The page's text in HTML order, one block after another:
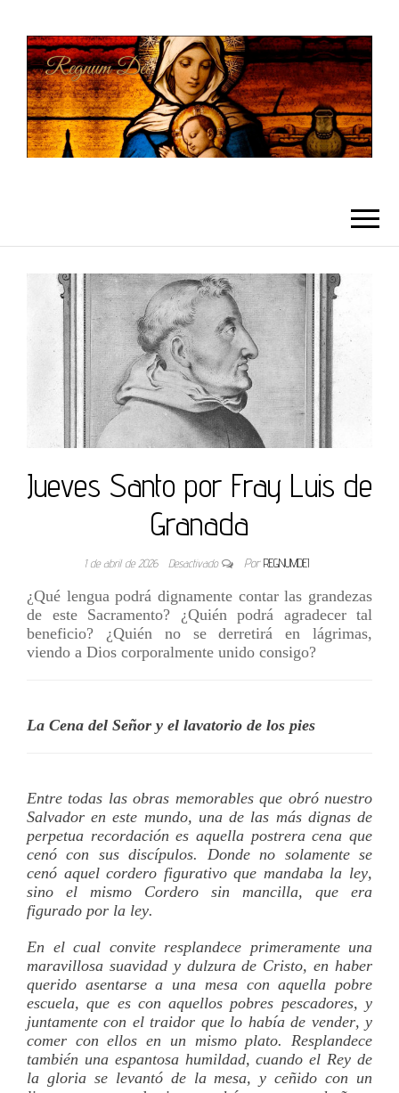
Jueves Santo por Fray Luis de
Granada
1 de abril de 2026 Desactivado Por REGNUMDEI
¿Qué lengua podrá dignamente contar las grandezas
de este Sacramento? ¿Quién podrá agradecer tal
beneficio? ¿Quién no se derretirá en lágrimas,
viendo a Dios corporalmente unido consigo?
La Cena del Señor y el lavatorio de los pies
Entre todas las obras memorables que obró nuestro
Salvador en este mundo, una de las más dignas de
perpetua recordación es aquella postrera cena que
cenó con sus discí­pulos. Donde no solamente se
cenó aquel cordero figurativo que mandaba la ley,
sino el mismo Cordero sin mancilla, que era
figurado por la ley.
En el cual convite resplandece primeramente una
maravillosa suavidad y dulzura de Cristo, en haber
querido asentarse a una mesa con aquella pobre
escuela, que es con aquellos pobres pescadores, y
juntamente con el traidor que lo habí­a de vender, y
comer con ellos en un mismo plato. Resplandece
también una espantosa humildad, cuando el Rey de
la gloria se levantó de la mesa, y ceñido con un